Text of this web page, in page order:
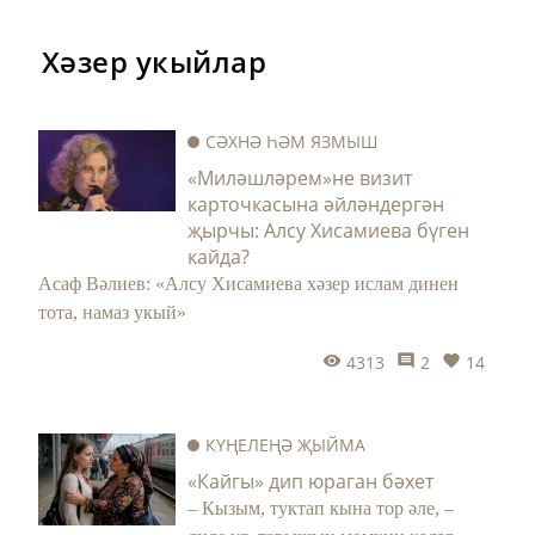
Хәзер укыйлар
СӘХНӘ ҺӘМ ЯЗМЫШ
«Миләшләрем»не визит
карточкасына әйләндергән
җырчы: Алсу Хисамиева бүген
кайда?
Асаф Вәлиев: «Алсу Хисамиева хәзер ислам динен
тота, намаз укый»
4313 2 14
КҮҢЕЛЕҢӘ ҖЫЙМА
«Кайгы» дип юраган бәхет
– Кызым, туктап кына тор әле, –